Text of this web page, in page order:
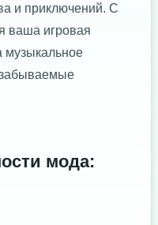
и приключений. С
ваша игровая
музыкальное
мода: